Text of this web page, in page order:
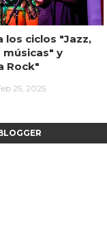
los ciclos "Jazz,
músicas" y
Rock"
25, 2025